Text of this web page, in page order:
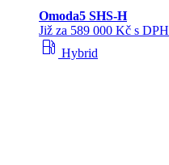
Omoda5 SHS‑H
Již za 589 000 Kč s DPH
local_gas_station Hybrid